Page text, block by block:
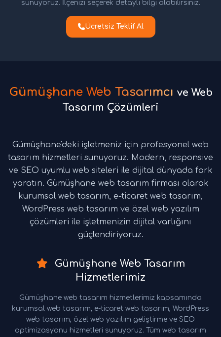
sunuyoruz. İlçenizi seçerek detaylı bilgi alabilirsiniz.
Ücretsiz Teklif Al
Gümüşhane Web Tasarımcı ve Web
Tasarım Çözümleri
Gümüşhane'deki işletmeniz için profesyonel web
tasarım hizmetleri sunuyoruz. Modern, responsive
ve SEO uyumlu web siteleri ile dijital dünyada fark
yaratın. Gümüşhane web tasarım firması olarak
kurumsal web tasarım, e-ticaret web tasarım,
WordPress web tasarım ve özel web yazılım
çözümleri ile işletmenizin dijital varlığını
güçlendiriyoruz.
Gümüşhane Web Tasarım
Hizmetlerimiz
Gümüşhane web tasarım hizmetlerimiz kapsamında
kurumsal web tasarım, e-ticaret web tasarım, WordPress
web tasarım, özel web yazılım geliştirme ve SEO
optimizasyonu hizmetleri sunuyoruz. Tüm web tasarım